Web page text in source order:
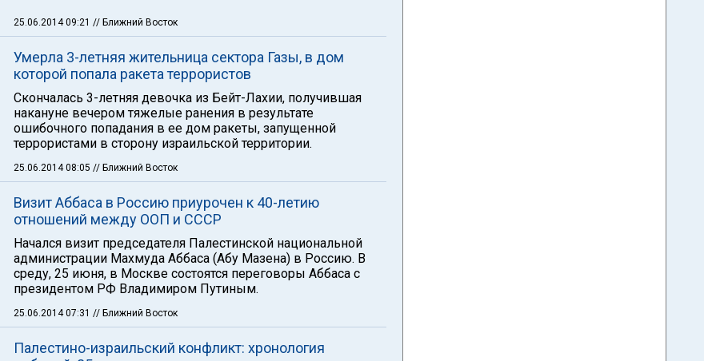
25.06.2014 09:21 // Ближний Восток
Умерла 3-летняя жительница сектора Газы, в дом
которой попала ракета террористов
Скончалась 3-летняя девочка из Бейт-Лахии, получившая
накануне вечером тяжелые ранения в результате
ошибочного попадания в ее дом ракеты, запущенной
террористами в сторону израильской территории.
25.06.2014 08:05 // Ближний Восток
Визит Аббаса в Россию приурочен к 40-летию
отношений между ООП и СССР
Начался визит председателя Палестинской национальной
администрации Махмуда Аббаса (Абу Мазена) в Россию. В
среду, 25 июня, в Москве состоятся переговоры Аббаса с
президентом РФ Владимиром Путиным.
25.06.2014 07:31 // Ближний Восток
Палестино-израильский конфликт: хронология